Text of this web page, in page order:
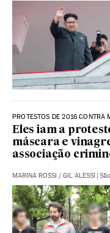
PROTESTOS DE 2016 CONTRA
Eles iam a
máscara e
associação
MARINA ROSSI / GIL ALESSI